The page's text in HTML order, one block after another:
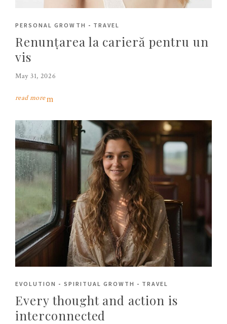
PERSONAL GROWTH - TRAVEL
Renunțarea la carieră pentru un
vis
May 31, 2026
read more
EVOLUTION - SPIRITUAL GROWTH - TRAVEL
Every thought and action is
interconnected